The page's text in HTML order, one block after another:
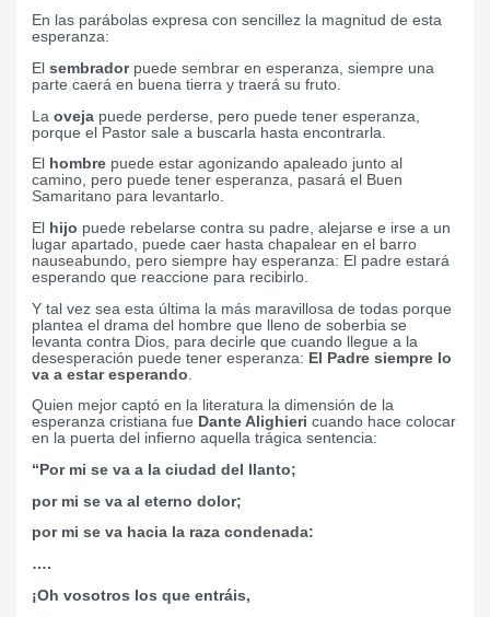
En las parábolas expresa con sencillez la magnitud de esta
esperanza:
Elsembradorpuede sembrar en esperanza, siempre una
parte caerá en buena tierra y traerá su fruto.
Laoveja puede perderse, pero puede tener esperanza,
porque el Pastor sale a buscarla hasta encontrarla.
El
hombre puede estar agonizando apaleado junto al
camino, pero puede tener esperanza, pasará el Buen
Samaritano para levantarlo.
El
hijo puede rebelarse contra su padre, alejarse e irse a un
lugar apartado, puede caer hasta chapalear en el barro
nauseabundo, pero siempre hay esperanza: El padre estará
esperando que reaccione para recibirlo.
Y tal vez sea esta última la más maravillosa de todas porque
plantea el drama del hombre que lleno de soberbia se
levanta contra Dios, para decirle que cuando llegue a la
desesperación puede tener esperanza: El Padre siempre lo
va a estar esperando
Quien mejor captó en la literatura la dimensión de la
esperanza cristiana fue Dante Alighieri cuando hace colocar
en la puerta del infierno aquella trágica sentencia:
“Por mi se va a la ciudad del llanto;
por mi se va al eterno dolor;
por mi se va hacia la raza condenada:
….
¡Oh vosotros los que entráis,